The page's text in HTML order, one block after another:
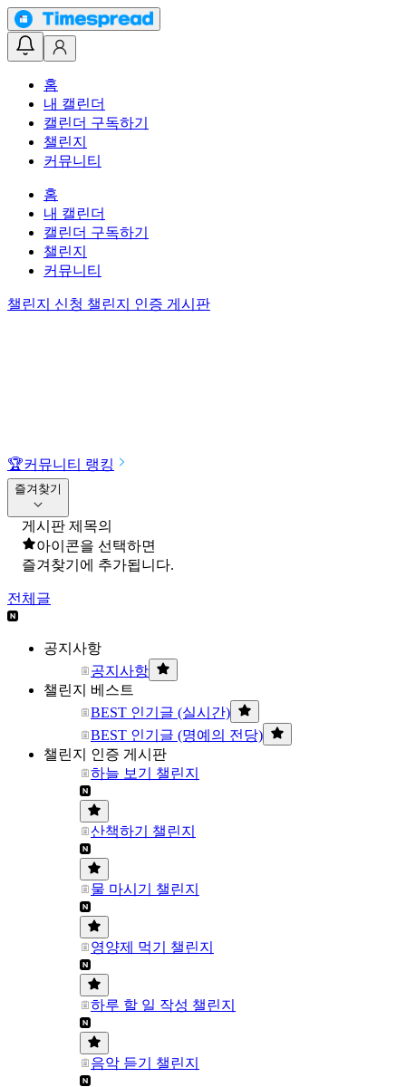
홈
내 캘린더
캘린더 구독하기
챌린지
커뮤니티
홈
내 캘린더
캘린더 구독하기
챌린지
커뮤니티
챌린지 신청 챌린지 인증 게시판
🏆커뮤니티 랭킹
즐겨찾기
게시판 제목의
아이콘을 선택하면
즐겨찾기에 추가됩니다.
전체글
공지사항
공지사항
챌린지 베스트
BEST 인기글 (실시간)
BEST 인기글 (명예의 전당)
챌린지 인증 게시판
하늘 보기 챌린지
산책하기 챌린지
물 마시기 챌린지
영양제 먹기 챌린지
하루 할 일 작성 챌린지
음악 듣기 챌린지